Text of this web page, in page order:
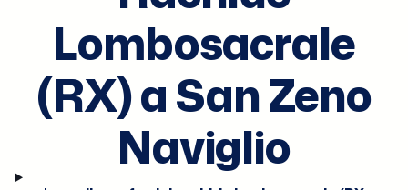
Lombosacrale
(RX) a San Zeno
Naviglio